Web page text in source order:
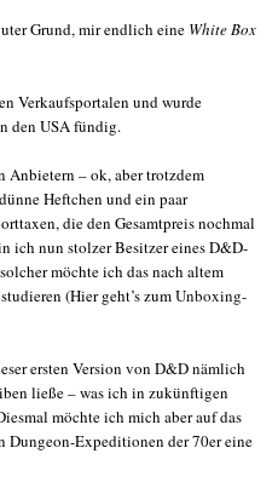
Grund, mir endlich eine White Box
Verkaufsportalen und wurde
den USA fündig.
Anbietern – ok, aber trotzdem
Heftchen und ein paar
die den Gesamtpreis nochmal
ich nun stolzer Besitzer eines D&D-
möchte ich das nach altem
(Hier geht’s zumUnboxing-
ersten Version von D&D nämlich
ließe – was ich in zukünftigen
möchte ich mich aber auf das
Dungeon-Expeditionen der 70er eine